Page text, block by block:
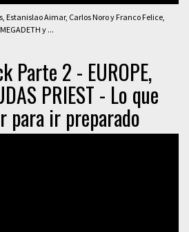
Estanislao Aimar, Carlos Noro y Franco Felice,
y ...
Parte 2 - EUROPE,
PRIEST - Lo que
para ir preparado